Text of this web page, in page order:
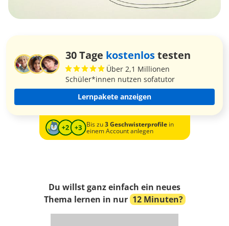
30 Tage kostenlostesten
Über 2,1 Millionen
Schüler*innen nutzen sofatutor
Lernpakete anzeigen
Bis zu3 Geschwisterprofilein
einem Account anlegen
Du willst ganz einfach ein neues
Thema lernen in nur 12 Minuten?